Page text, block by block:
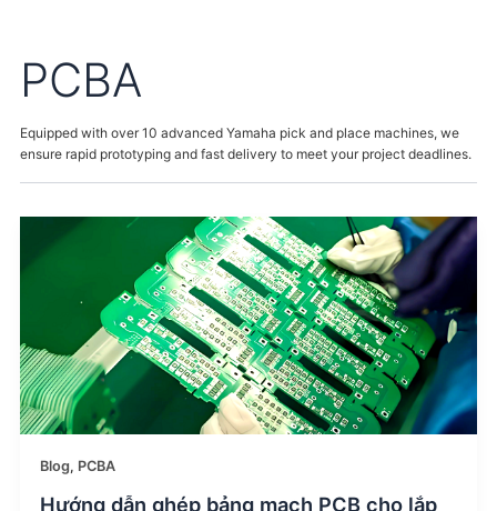
PCBA
Equipped with over 10 advanced Yamaha pick and place machines, we
ensure rapid prototyping and fast delivery to meet your project deadlines.
Blog, PCBA
Hướng dẫn ghép bảng mạch PCB cho lắp